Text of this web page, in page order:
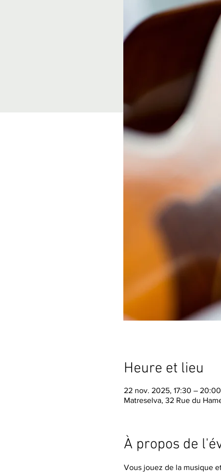
Heure et lieu
22 nov. 2025, 17:30 – 20:00
Matreselva, 32 Rue du
À propos de
Vous jouez de la musique